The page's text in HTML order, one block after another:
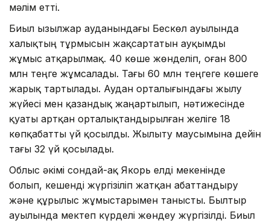
мәлім етті.
Биыл Қызылжар ауданындағы Бескөл ауылында
халықтың тұрмысын жақсартатын ауқымды
жұмыс атқарылмақ. 40 көше жөнделіп, оған 800
млн теңге жұмсалады. Тағы 60 млн теңгеге көшеге
жарық тартылады. Аудан орталығындағы жылу
жүйесі мен қазандық жаңартылып, нәтижесінде
қуаты артқан орталықтандырылған желіге 18
көпқабатты үй қосылды. Жылыту маусымына дейін
тағы 32 үй қосылады.
Облыс әкімі сондай-ақ Якорь елді мекенінде
болып, кешенді жүргізіліп жатқан абаттандыру
және құрылыс жұмыстарымен танысты. Былтыр
ауылында мектеп күрделі жөндеу жүргізілді. Биыл